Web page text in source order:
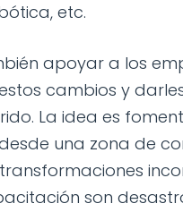
etc.
apoyar a los
cambios y
La idea es
una zona de
son